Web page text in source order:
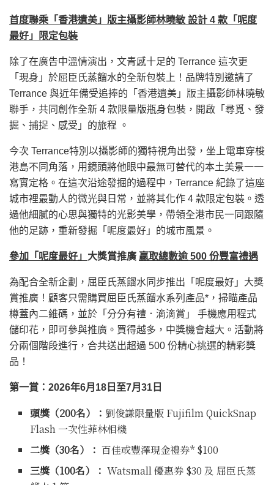
首度聯乘「香港遺美」版主攝影師林曉敏 設計 4 款「呢度
最好」限定包裝
除了在廣告中溫情演出，文青感十足的 Terrance 這次更
「現身」於屈臣氏蒸餾水的全新包裝上！品牌特別邀請了
Terrance 與近年備受追捧的「香港遺美」版主攝影師林曉敏
聯手，共同創作全新 4 款限量版瓶身包裝，開啟「尋覓、發
掘、捕捉、感受」的旅程 。
今次 Terrance特別以攝影師的獨特視角出發，坐上電車穿梭
港島不同角落，用鏡頭將他眼中最無可替代的本土美景一一
寫實定格。在這次沿途發掘的過程中，Terrance 紀錄了這座
城市裡最動人的微光與日常，並將其化作 4 款限定包裝。透
過他細膩的心思與獨特的光影美學，帶領全港市民一同跟隨
他的足跡，重新發掘「呢度最好」的城市風景。
參加「呢度最好」 大獎賞推廣 贏取總數逾500 份豐富禮遇
為配合全新企劃，屈臣氏蒸餾水同步推出「呢度最好」大獎
賞推廣！顧客只需購買屈臣氏蒸餾水系列產品*，掃瞄產品
樽蓋內二維碼，並於「分分有禮．滴滴賞」 手機應用程式
儲印花，即可參與推廣。買得越多，中獎機會越大。活動將
分兩個階段進行，合共送出超過 500 份精心挑選的精彩獎
品！
第一賞： 2026年6月 18 日至7月 31 日
頭獎（200名）： 劉俊謙限量版 Fujifilm QuickSnap
Flash 一次性菲林相機
二獎（30名）： 百佳或豐澤現金禮券* $100
三獎（100名）： Watsmall 優惠券 $30 及 屈臣氏蒸